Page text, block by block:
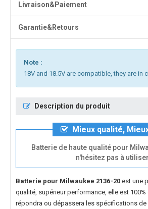
Livraison&Paiement
Garantie&Retours
Note :
18V and 18.5V are compatible, they are in
Description du produit
Mieux qualité,
Batterie de haute qualité pour
n'hésitez pas à
Batterie pour Milwaukee 2136-20 est une
qualité, supérieur performance, elle est
répondra ou dépassera les spécifications